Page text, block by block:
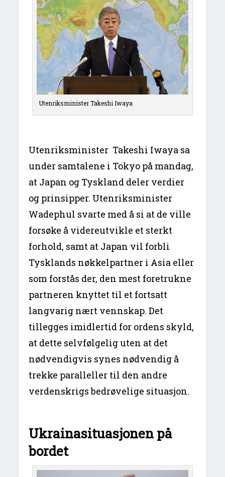
Utenriksminister Takeshi Iwaya
Utenriksminister Takeshi Iwaya sa
under samtalene i Tokyo på mandag,
at Japan og Tyskland deler verdier
og prinsipper. Utenriksminister
Wadephul svarte med å si at de ville
forsøke å videreutvikle et sterkt
forhold, samt at Japan vil forbli
Tysklands nøkkelpartner i Asia eller
som forstås der, den mest foretrukne
partneren knyttet til et fortsatt
langvarig nært vennskap. Det
tillegges imidlertid for ordens skyld,
at dette selvfølgelig uten at det
nødvendigvis synes nødvendig å
trekke paralleller til den andre
verdenskrigs bedrøvelige situasjon.
Ukrainasituasjonen på
bordet